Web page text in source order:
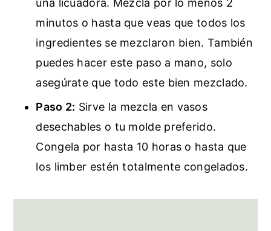
una licuadora. Mezcla por lo menos 2
minutos o hasta que veas que todos los
ingredientes se mezclaron bien. También
puedes hacer este paso a mano, solo
asegúrate que todo este bien mezclado.
Paso 2: Sirve la mezcla en vasos
desechables o tu molde preferido.
Congela por hasta 10 horas o hasta que
los limber estén totalmente congelados.